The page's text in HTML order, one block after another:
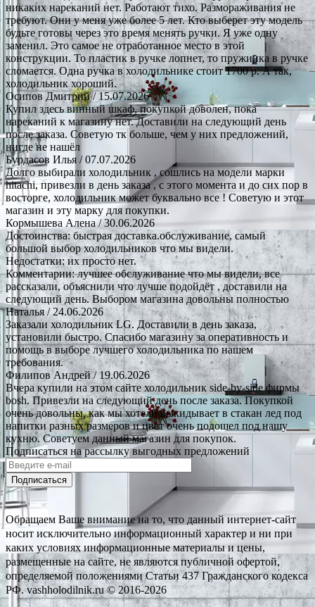
никаких нареканий нет. Работают тихо. Размораживания не
требуют. Они у меня уже более 5 лет. Кто выберет эту модель
будьте готовы через это время менять ручки. Я уже одну
заменил. Это самое не отработанное место в этой
конструкции. То пластик в ручке лопнет, то пружинка в ручке
сломается. Одна ручка в холодильнике стоит 1700 р. А так,
холодильник хороший.
Осипов Дмитрий/ 15.07.2026
Купил здесь винный шкаф, покупкой доволен, пока
нареканий к магазину нет. Доставили на следующий день
после заказа. Советую тк больше, чем у них предложений,
нигде не нашёл
Бурдасов Илья / 07.07.2026
Долго выбирали холодильник , сошлись на модели марки
hitachi, привезли в день заказа , с этого момента и до сих пор в
восторге, холодильник может буквально все ! Советую и этот
магазин и эту марку для покупки.
Кормышева Алена/ 30.06.2026
Достоинства: быстрая доставка.обслуживание, самый
большой выбор холодильников что мы видели.
Недостатки: их просто нет.
Комментарии: лучшее обслуживание что мы видели, все
рассказали, объяснили что лучше подойдёт , доставили на
следующий день. Выбором магазина довольны полностью
Наталья/ 24.06.2026
Заказали холодильник LG. Доставили в день заказа,
установили быстро. Спасибо магазину за оперативность и
помощь в выборе лучшего холодильника по нашем
требования.
Филипов Андрей/ 19.06.2026
Вчера купили на этом сайте холодильник side-by-side фирмы
bosh. Привезли на следующий день после заказа. Покупкой
очень довольны, как мы хотели выкидывает в стакан лед под
напитки разных размеров и цвет очень подошел под нашу
кухню. Советуем данный магазин для покупок.
Подписаться на рассылку выгодных предложений
Подписаться
Обращаем Ваше внимание на то, что данный интернет-сайт
носит исключительно информационный характер и ни при
каких условиях информационные материалы и цены,
размещенные на сайте, не являются публичной офертой,
определяемой положениями Статьи 437 Гражданского кодекса
РФ. vashholodilnik.ru © 2016-2026